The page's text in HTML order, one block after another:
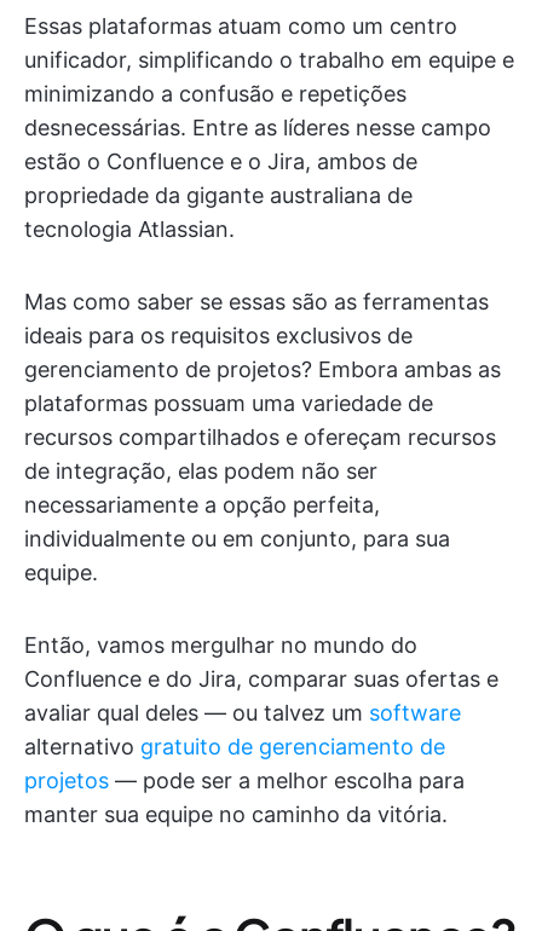
Essas plataformas atuam como um centro
unificador, simplificando o trabalho em equipe e
minimizando a confusão e repetições
desnecessárias. Entre as líderes nesse campo
estão o Confluence e o Jira, ambos de
propriedade da gigante australiana de
tecnologia Atlassian.
Mas como saber se essas são as ferramentas
ideais para os requisitos exclusivos de
gerenciamento de projetos? Embora ambas as
plataformas possuam uma variedade de
recursos compartilhados e ofereçam recursos
de integração, elas podem não ser
necessariamente a opção perfeita,
individualmente ou em conjunto, para sua
equipe.
Então, vamos mergulhar no mundo do
Confluence e do Jira, comparar suas ofertas e
avaliar qual deles — ou talvez um software
alternativo gratuito de gerenciamento de
projetos — pode ser a melhor escolha para
manter sua equipe no caminho da vitória.